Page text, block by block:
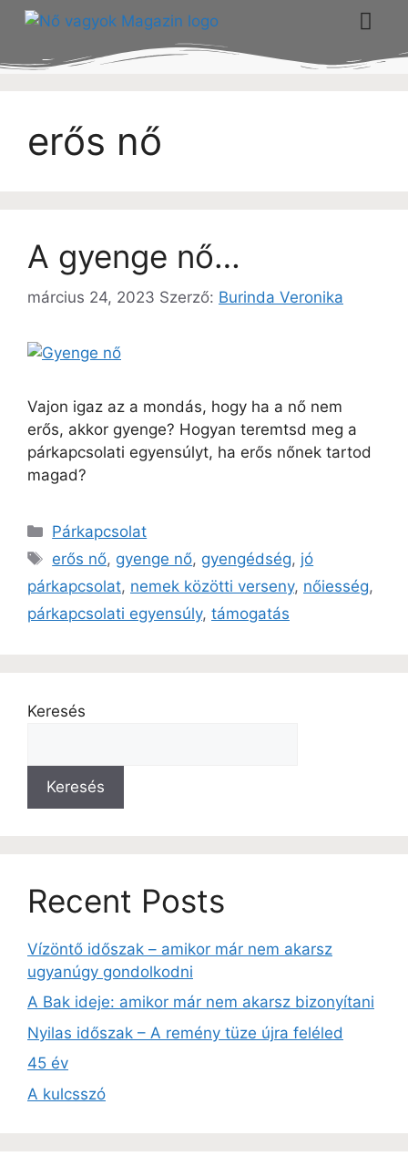
erős nő
A gyenge nő…
március 24, 2023 Szerző: Burinda Veronika
Vajon igaz az a mondás, hogy ha a nő nem
erős, akkor gyenge? Hogyan teremtsd meg a
párkapcsolati egyensúlyt, ha erős nőnek tartod
magad?
Párkapcsolat
erős nő, gyenge nő, gyengédség, jó
párkapcsolat, nemek közötti verseny, nőiesség,
párkapcsolati egyensúly, támogatás
Keresés
Keresés
Recent Posts
Vízöntő időszak – amikor már nem akarsz
ugyanúgy gondolkodni
A Bak ideje: amikor már nem akarsz bizonyítani
Nyilas időszak – A remény tüze újra feléled
45 év
A kulcsszó